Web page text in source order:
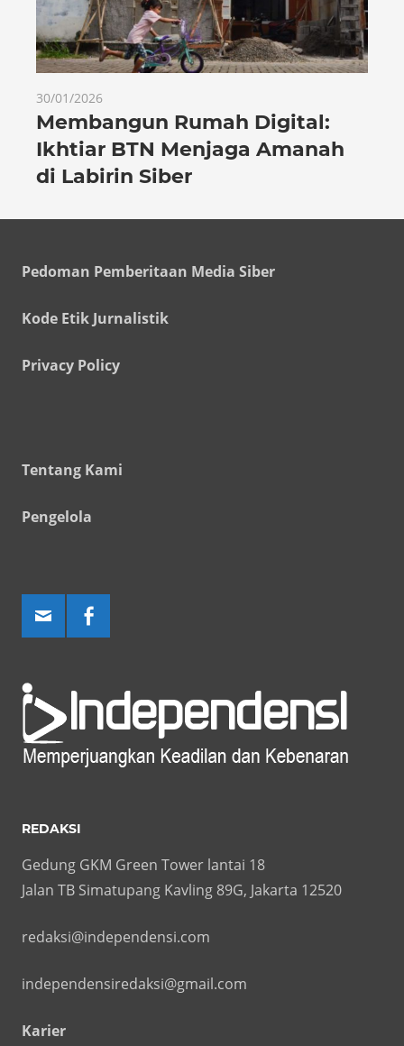
30/01/2026
Membangun Rumah Digital:
Ikhtiar BTN Menjaga Amanah
di Labirin Siber
Pedoman Pemberitaan Media Siber
Kode Etik Jurnalistik
Privacy Policy
Tentang Kami
Pengelola
REDAKSI
Gedung GKM Green Tower lantai 18
Jalan TB Simatupang Kavling 89G, Jakarta 12520
redaksi@independensi.com
independensiredaksi@gmail.com
Karier